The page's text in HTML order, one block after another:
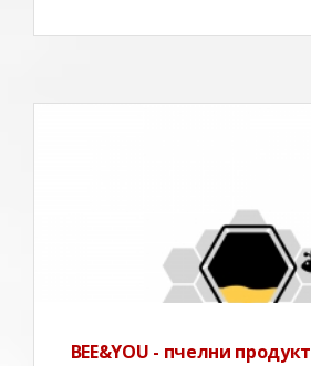
BEE&YOU - пчелни